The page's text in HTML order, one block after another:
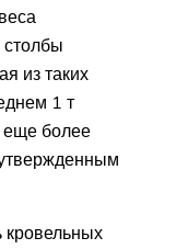
столбы
из таких
1 т
еще более